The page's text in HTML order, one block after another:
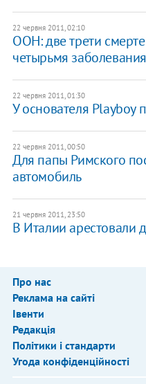
22 червня 2011, 02:10
ООН: две трети
четырьмя
22 червня 2011, 01:30
У основателя Playboy
22 червня 2011, 00:50
Для папы Римского
автомобиль
21 червня 2011, 23:50
В Италии арестовали
Про нас
Реклама на сайті
Івенти
Редакція
Політики і стандарти
Угода конфіденційності